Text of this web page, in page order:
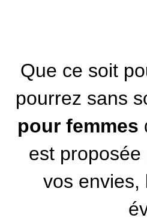
Que ce soit
pourrez sans
pour femmes
est
vos